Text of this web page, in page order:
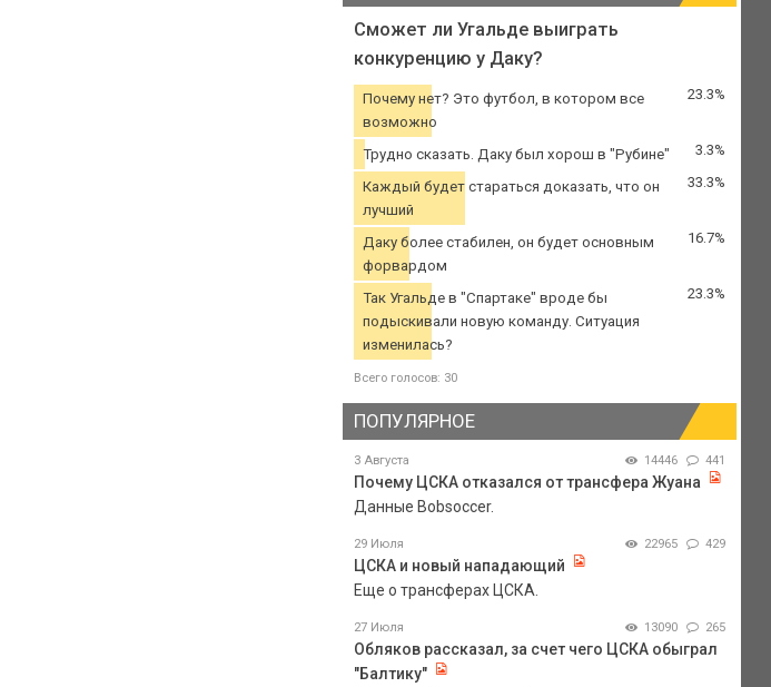
Сможет ли Угальде выиграть
конкуренцию у Даку?
Почему нет? Это футбол, в котором все
возможно
23.3%
Трудно сказать. Даку был хорош в "Рубине" 3.3%
Каждый будет стараться доказать, что он
лучший
33.3%
Даку более стабилен, он будет основным
форвардом
16.7%
Так Угальде в "Спартаке" вроде бы
подыскивали новую команду. Ситуация
изменилась?
23.3%
Всего голосов: 30
ПОПУЛЯРНОЕ
3 Августа 14446 441
Почему ЦСКА отказался от трансфера Жуана
Данные Bobsoccer.
29 Июля 22965 429
ЦСКА и новый нападающий
Еще о трансферах ЦСКА.
27 Июля 13090 265
Обляков рассказал, за счет чего ЦСКА обыграл
"Балтику"